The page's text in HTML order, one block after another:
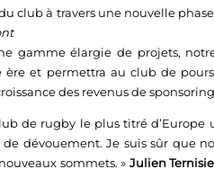
club à travers une nouvelle
gamme élargie de projets,
et permettra au club de
des revenus de
de rugby le plus titré d’Europe
dévouement. Je suis sûr que
sommets. » Julien